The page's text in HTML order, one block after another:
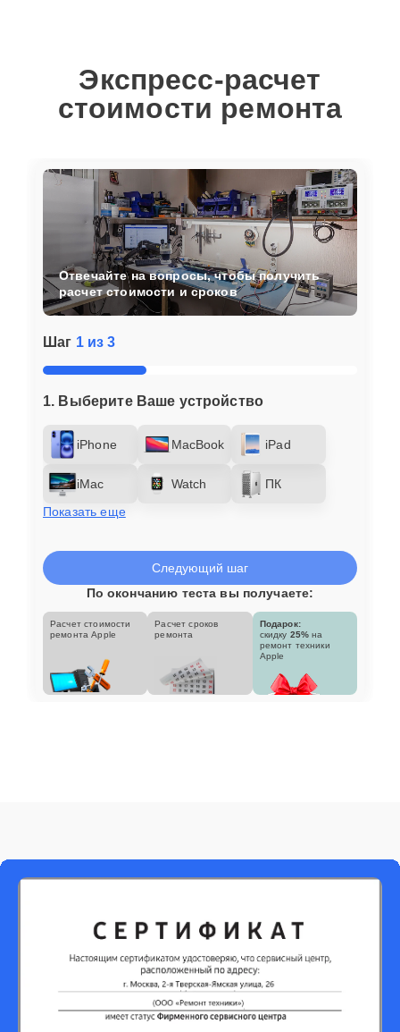
Экспресс-расчет
стоимости ремонта
Шаг 1 из 3
1. Выберите Ваше устройство
iPhone MacBook iPad
iMac Watch
ПК
Показать еще
Отвечайте на вопросы, чтобы получить
расчет стоимости и сроков
Следующий шаг
По окончанию теста вы получаете:
Расчет стоимости
ремонта Apple
Расчет сроков
ремонта
Подарок:
скидку 25% на
ремонт техники
Apple